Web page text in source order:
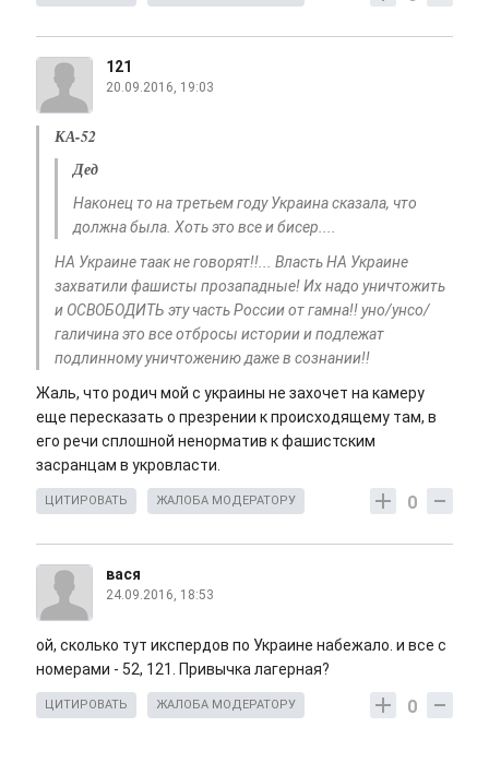
121
20.09.2016, 19:03
КА-52
Дед
Наконец то на третьем году Украина сказала, что
должна была. Хоть это все и бисер....
НА Украине таак не говорят!!... Власть НА Украине
захватили фашисты прозападные! Их надо уничтожить
и ОСВОБОДИТЬ эту часть России от гамна!! уно/унсо/
галичина это все отбросы истории и подлежат
подлинному уничтожению даже в сознании!!
Жаль, что родич мой с украины не захочет на камеру
еще пересказать о презрении к происходящему там, в
его речи сплошной ненорматив к фашистским
засранцам в укровласти.
0
ЦИТИРОВАТЬ ЖАЛОБА МОДЕРАТОРУ
вася
24.09.2016, 18:53
ой, сколько тут икспердов по Украине набежало. и все с
номерами - 52, 121. Привычка лагерная?
0
ЦИТИРОВАТЬ ЖАЛОБА МОДЕРАТОРУ